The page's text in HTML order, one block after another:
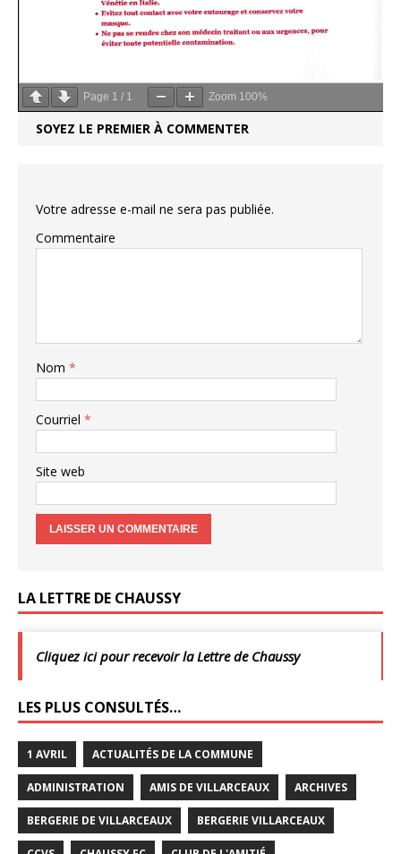
Page 1 / 1 Zoom 100%
SOYEZ LE PREMIER À COMMENTER
Votre adresse e-mail ne sera pas publiée.
Commentaire
Nom *
Courriel *
Site web
LA LETTRE DE CHAUSSY
Cliquez ici pour recevoir la Lettre de Chaussy
LES PLUS CONSULTÉS…
1 AVRIL ACTUALITÉS DE LA COMMUNE
ADMINISTRATION AMIS DE VILLARCEAUX ARCHIVES
BERGERIE DE VILLARCEAUX BERGERIE VILLARCEAUX